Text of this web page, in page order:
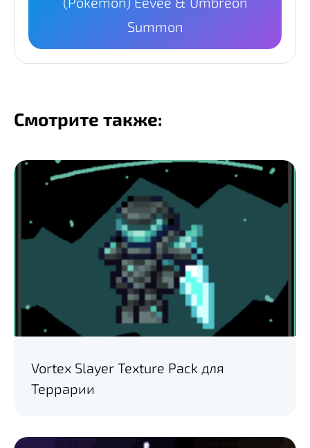
Summon
Смотрите также:
Vortex Slayer Texture Pack для
Террарии